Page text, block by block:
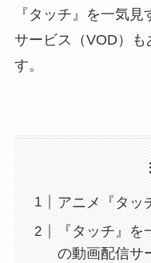
『タッチ』を一気
サービス（VOD）も
す。
アニメ『タッ
『タッチ』
の動画配信サ